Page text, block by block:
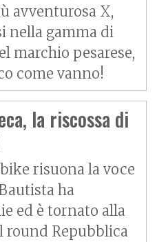
avventurosa X,
nella gamma di
marchio pesarese,
come vanno!
la riscossa di
risuona la voce
ha
ed è tornato alla
round Repubblica